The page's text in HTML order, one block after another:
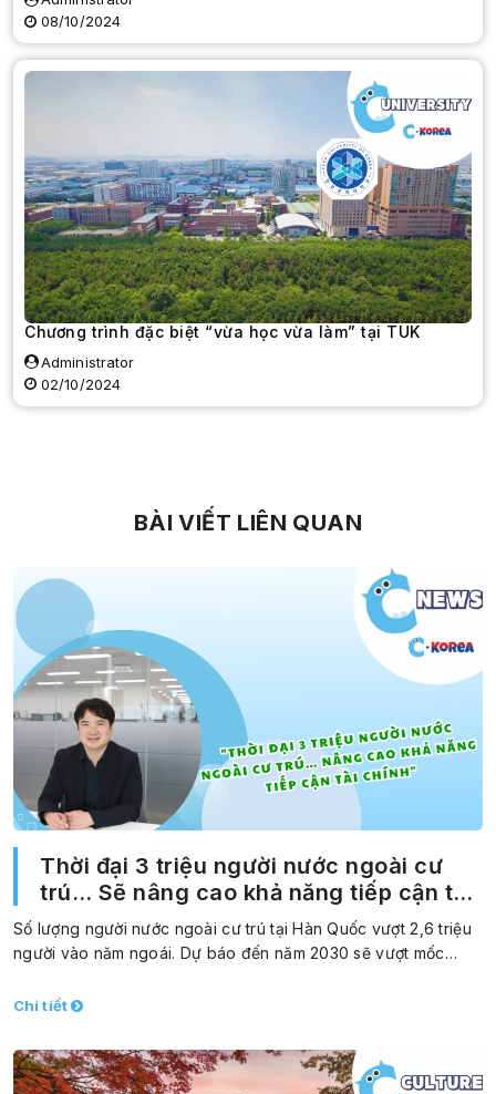
08/10/2024
Chương trình đặc biệt “vừa học vừa làm” tại TUK
Administrator
02/10/2024
BÀI VIẾT LIÊN QUAN
Thời đại 3 triệu người nước ngoài cư
trú… Sẽ nâng cao khả năng tiếp cận tài
chính
Số lượng người nước ngoài cư trú tại Hàn Quốc vượt 2,6 triệu
người vào năm ngoái. Dự báo đến năm 2030 sẽ vượt mốc…
Chi tiết